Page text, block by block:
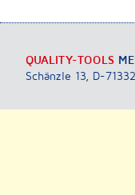
QUALITY-TOOLS
Schänzle 13, D-